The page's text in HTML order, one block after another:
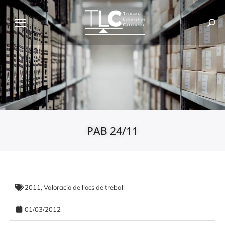
PAB 24/11
2011 , Valoració de llocs de treball
01/03/2012